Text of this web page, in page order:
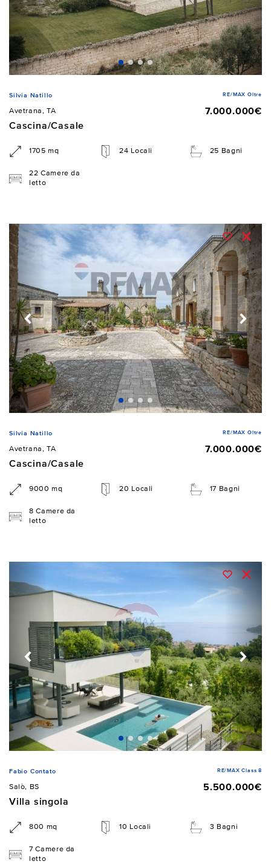
Silvia Natillo RE/MAX Oltre
Avetrana, TA
7.000.000€
Cascina/Casale
1705 mq 24 Locali 25 Bagni
22 Camere da
letto
Silvia Natillo RE/MAX Oltre
Avetrana, TA
7.000.000€
Cascina/Casale
9000 mq 20 Locali 17 Bagni
8 Camere da
letto
Fabio Contato RE/MAX Class 8
Salò, BS
5.500.000€
Villa singola
800 mq 10 Locali 3 Bagni
7 Camere da
letto